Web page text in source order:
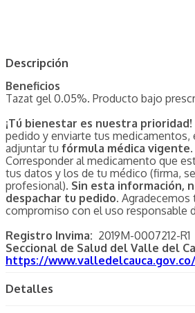
Descripción
Beneficios
Tazat gel 0.05%. Producto bajo
¡Tú bienestar es nuestra prioridad!
pedido y enviarte tus medicamentos,
adjuntar tu fórmula médica vigente
Corresponder al medicamento que
tus datos y los de tu médico (firma,
profesional). Sin esta información,
despachar tu pedido. Agradecemos
compromiso con el uso responsable
Registro Invima: 2019M-0007212-R1
Seccional de Salud del Valle del
https://
Detalles